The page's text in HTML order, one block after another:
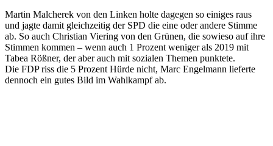
Martin Malcherek von den Linken holte dagegen so einiges raus
und jagte damit gleichzeitig der SPD die eine oder andere Stimme
ab. So auch Christian Viering von den Grünen, die sowieso auf ihre
Stimmen kommen – wenn auch 1 Prozent weniger als 2019 mit
Tabea Rößner, der aber auch mit sozialen Themen punktete.
Die FDP riss die 5 Prozent Hürde nicht, Marc Engelmann lieferte
dennoch ein gutes Bild im Wahlkampf ab.